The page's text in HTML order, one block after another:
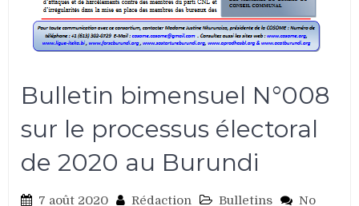
Bulletin bimensuel N°008
sur le processus électoral
de 2020 au Burundi
7 août 2020 Rédaction Bulletins
No